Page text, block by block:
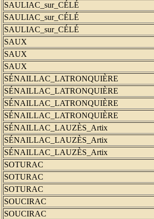
SAULIAC_sur_CÉLÉ
SAULIAC_sur_CÉLÉ
SAULIAC_sur_CÉLÉ
SAUX
SAUX
SAUX
SÉNAILLAC_LATRONQUIÈRE
SÉNAILLAC_LATRONQUIÈRE
SÉNAILLAC_LATRONQUIÈRE
SÉNAILLAC_LATRONQUIÈRE
SÉNAILLAC_LAUZÈS_Artix
SÉNAILLAC_LAUZÈS_Artix
SÉNAILLAC_LAUZÈS_Artix
SOTURAC
SOTURAC
SOTURAC
SOUCIRAC
SOUCIRAC